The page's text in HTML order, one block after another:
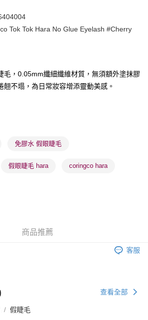
後1-3個工作天送達
貨後1-3個工作天送達
Tok Tok Hara No Glue Eyelash #Cherry
毛，0.05mm纖細纖維材質，無須額外塗抹膠
翹不塌，為日常妝容增添靈動美感。
免膠水 假眼睫毛
假眼睫毛 hara coringco hara
商品推薦
客服
查看全部
假睫毛